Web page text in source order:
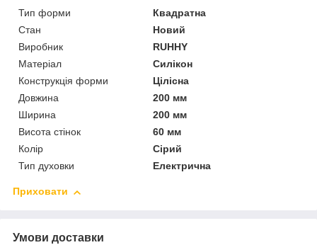
Тип форми
Квадратна
Стан
Новий
Виробник
RUHHY
Матеріал
Силікон
Конструкція форми
Цілісна
Довжина
200 мм
Ширина
200 мм
Висота стінок
60 мм
Колір
Сірий
Тип духовки
Електрична
Приховати
Умови доставки